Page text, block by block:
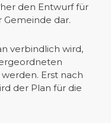
den Entwurf für
dar.
verbindlich wird,
Erst nach
der Plan für die